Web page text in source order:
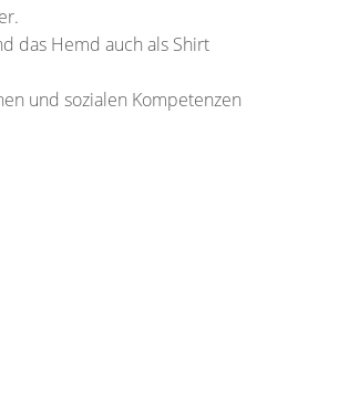
das Hemd auch als Shirt
und sozialen Kompetenzen